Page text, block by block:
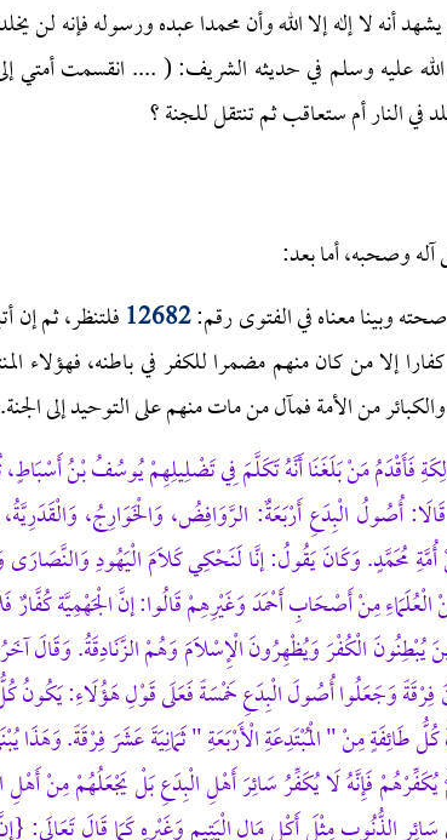
أنه لا إله إلا الله وأن محمدا عبده ورسوله فإنه لن
عليه وسلم في حديثه الشريف: ( .... انقسمت أمتي
النار أم ستعاقب ثم تنتقل للجنة ؟
آله وصحبه، أما بعد:
وبينا معناه في الفتوى رقم:12682فلتنظر، ثم إن
إلا من كان منهم مضمرا للكفر في باطنه، فهؤلاء
من الأمة فمآل من مات منهم على التوحيد إلى الجنة.
فَأَقْدَمُ مَنْ بَلَغَنَا أَنَّهُ تَكَلَّمَ فِي تَضْلِيلِهِمْ يُوسُفُ بْنُ أَسْبَاطٍ،
أُصُولُ الْبِدَعِ أَرْبَعَةٌ: الرَّوَافِضُ، وَالْخَوَارِجُ،
مُحَمَّدٍ. وَكَانَ يَقُولُ: إنَّا لَنَحْكِي كَلَامَ الْيَهُودِ
الْعُلَمَاءِ مِنْ أَصْحَابِ أَحْمَدَ وَغَيْرِهِمْ قَالُوا: إنَّ الْجَهْمِيَّة كُفَّارٌ
يُبْطِنُونَ الْكُفْرَ وَيُظْهِرُونَ الْإِسْلَامَ وَهُمْ الزَّنَادِقَةُ.
فِرْقَةً وَجَعَلُوا أُصُولَ الْبِدَعِ خَمْسَةً فَعَلَى قَوْلِ هَؤُلَاءِ: يَكُونُ
طَائِفَةٍ مِنْ " الْمُبْتَدِعَةِ الْأَرْبَعَةِ " ثَمَانِيَةَ عَشَرَ فِرْقَةً.
فَإِنَّهُ لَا يُكَفِّرُ سَائِرَ أَهْلِ الْبِدَعِ بَلْ يَجْعَلُهُمْ مِنْ أَهْلِ
الذُّنُوبِ مِثْلَ أَكْلِ مَالِ الْيَتِيمِ وَغَيْرِهِ كَمَا قَالَ تَعَالَى: